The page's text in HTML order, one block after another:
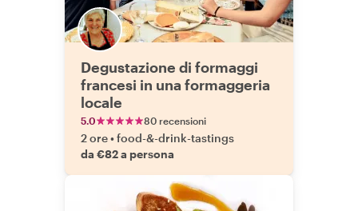
Degustazione di formaggi
francesi in una formaggeria
locale
5.0 80 recensioni
2 ore•food-&-drink-tastings
da €82 a persona